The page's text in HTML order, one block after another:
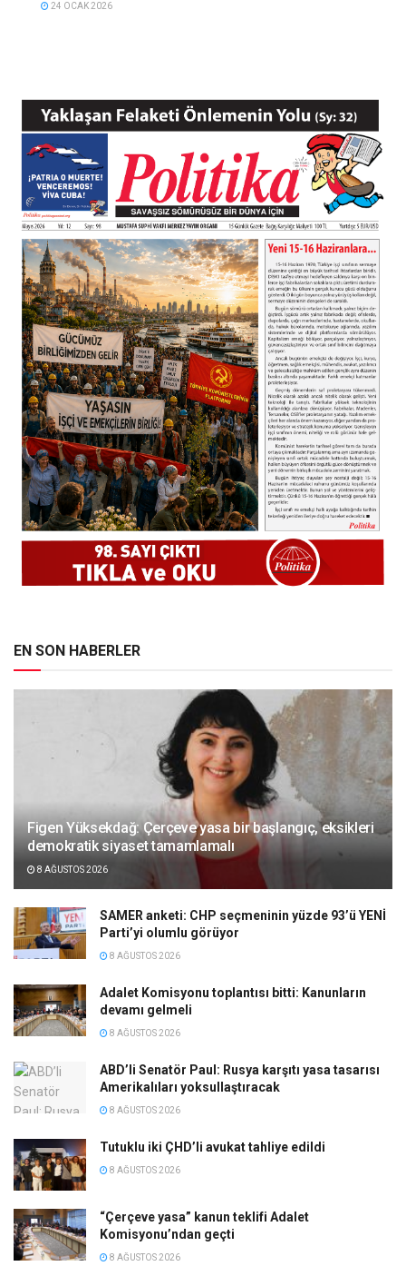
24 OCAK 2026
EN SON HABERLER
Figen Yüksekdağ: Çerçeve yasa bir başlangıç, eksikleri
demokratik siyaset tamamlamalı
8 AĞUSTOS 2026
SAMER anketi: CHP seçmeninin yüzde 93’ü YENİ
Parti’yi olumlu görüyor
8 AĞUSTOS 2026
Adalet Komisyonu toplantısı bitti: Kanunların
devamı gelmeli
8 AĞUSTOS 2026
ABD’li Senatör Paul: Rusya karşıtı yasa tasarısı
Amerikalıları yoksullaştıracak
8 AĞUSTOS 2026
Tutuklu iki ÇHD’li avukat tahliye edildi
8 AĞUSTOS 2026
“Çerçeve yasa” kanun teklifi Adalet
Komisyonu’ndan geçti
8 AĞUSTOS 2026